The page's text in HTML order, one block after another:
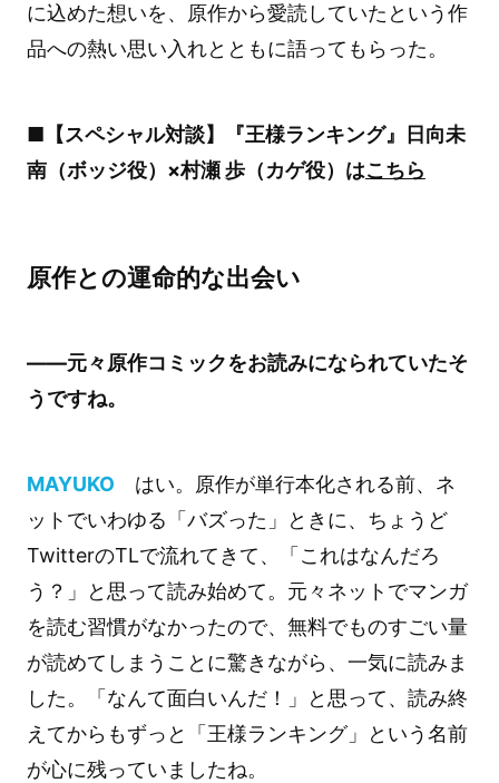
に込めた想いを、原作から愛読していたという作
品への熱い思い入れとともに語ってもらった。
■【スペシャル対談】『王様ランキング』日向未
南（ボッジ役）×村瀬 歩（カゲ役）はこちら
原作との運命的な出会い
――元々原作コミックをお読みになられていたそ
うですね。
MAYUKO はい。原作が単行本化される前、ネ
ットでいわゆる「バズった」ときに、ちょうど
TwitterのTLで流れてきて、「これはなんだろ
う？」と思って読み始めて。元々ネットでマンガ
を読む習慣がなかったので、無料でものすごい量
が読めてしまうことに驚きながら、一気に読みま
した。「なんて面白いんだ！」と思って、読み終
えてからもずっと「王様ランキング」という名前
が心に残っていましたね。